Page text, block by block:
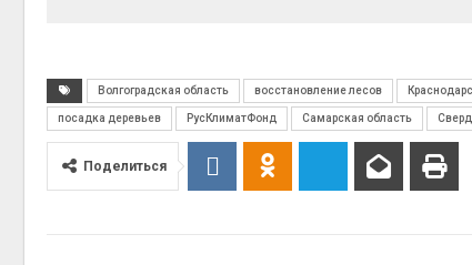
Волгоградская область восстановление лесов
посадка деревьев РусКлиматФонд Самарская область
Поделиться